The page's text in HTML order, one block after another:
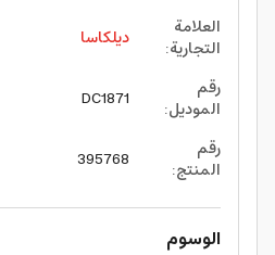
العلامة
التجارية:
ديلكاسا
رقم
الموديل:
DC1871
رقم
المنتج:
395768
الوسوم